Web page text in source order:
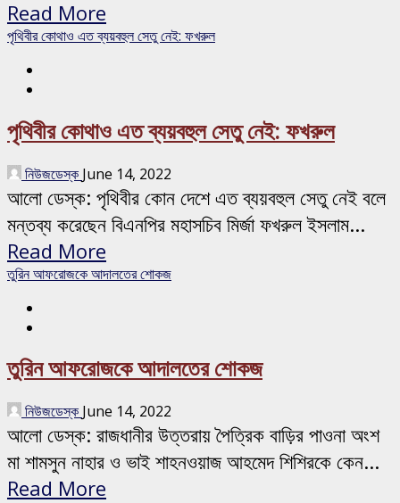
Read More
পৃথিবীর কোথাও এত ব্যয়বহুল সেতু নেই: ফখরুল
পৃথিবীর কোথাও এত ব্যয়বহুল সেতু নেই: ফখরুল
নিউজডেস্ক June 14, 2022
আলো ডেস্ক: পৃথিবীর কোন দেশে এত ব্যয়বহুল সেতু নেই বলে
মন্তব্য করেছেন বিএনপির মহাসচিব মির্জা ফখরুল ইসলাম...
Read More
তুরিন আফরোজকে আদালতের শোকজ
তুরিন আফরোজকে আদালতের শোকজ
নিউজডেস্ক June 14, 2022
আলো ডেস্ক: রাজধানীর উত্তরায় পৈত্রিক বাড়ির পাওনা অংশ
মা শামসুন নাহার ও ভাই শাহনওয়াজ আহমেদ শিশিরকে কেন...
Read More